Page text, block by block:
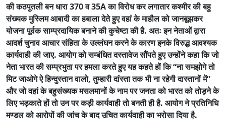
की कठपुतली बन धारा 370 व 35A का विरोध कर लगातार कश्मीर की बहु
संख्यक मुस्लिम आबादी का हबाला देते हुए वहां के माहौल को जानबूझकर
योजना पूर्वक साम्प्रदायिक बनाने की कुचेष्टा की है. अतः इन नेताओं द्वारा
आदर्श चुनाव आचार संहिता के उल्लंघन करने के कारण इनके विरुद्ध आवश्यक
कार्यवाही की जाए. आयोग को सम्बंधित दस्तावेज सौंपते हुए उन्होंने कहा कि जो
नेता भारत की सम्प्रभुता पर हमला करते हुए यह कहते हों कि “ना समझोगे तो
मिट जाओगे ऐ हिन्दुस्तान वालो, तुम्हारी दांस्ता तक भी ना रहेगी दास्तानों में”
और जो वहां के बहुसंख्यक मसलमानों के नाम पर जनता को भारत को तोड़ने के
लिए भड़काते हों तो उन पर कड़ी कार्यवाही तो बनती ही है. आयोग ने प्रतिनिधि
मण्डल को आरोपों की जांच के बाद उचित कार्यवाही का भरोसा दिया है.